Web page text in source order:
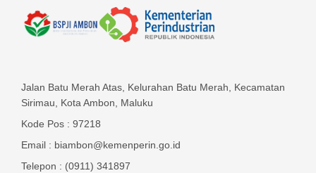
Jalan Batu Merah Atas, Kelurahan Batu Merah, Kecamatan
Sirimau, Kota Ambon, Maluku
Kode Pos : 97218
Email : biambon@kemenperin.go.id
Telepon : (0911) 341897